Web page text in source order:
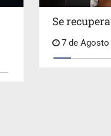
Se
7 de Agosto